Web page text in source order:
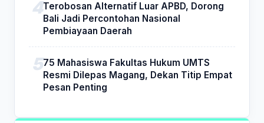
Terobosan Alternatif Luar APBD, Dorong
Bali Jadi Percontohan Nasional
Pembiayaan Daerah
75 Mahasiswa Fakultas Hukum UMTS
Resmi Dilepas Magang, Dekan Titip Empat
Pesan Penting